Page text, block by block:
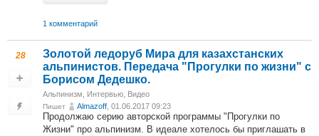
1 комментарий
28
Золотой ледоруб Мира для казахстанских
альпинистов. Передача "Прогулки по жизни" с
Борисом Дедешко.
Альпинизм Интервью Видео
Пишет Almazoff , 01.06.2017 09:23
Продолжаю серию авторской программы "Прогулки по
Жизни" про альпинизм. В идеале хотелось бы приглашать в